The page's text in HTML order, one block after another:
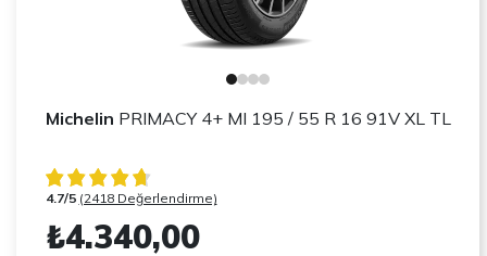
Michelin PRIMACY 4+ MI 195 / 55 R 16 91V XL TL
4.7/5 (2418 Değerlendirme)
₺4.340,00